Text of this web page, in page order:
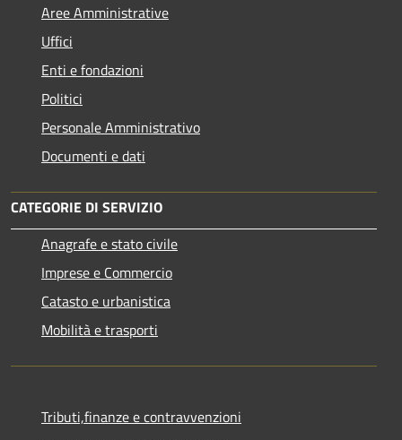
Aree Amministrative
Uffici
Enti e fondazioni
Politici
Personale Amministrativo
Documenti e dati
CATEGORIE DI SERVIZIO
Anagrafe e stato civile
Imprese e Commercio
Catasto e urbanistica
Mobilità e trasporti
Tributi,finanze e contravvenzioni